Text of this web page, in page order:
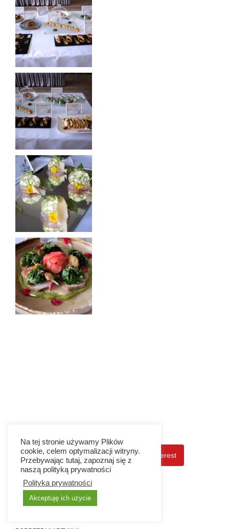
Facebook Twitter Pinterest
LinkedIn
Na tej stronie używamy Plików
cookie, celem optymalizacji witryny.
Przebywając tutaj, zapoznaj się z
naszą polityką prywatności
Polityka prywatności
Akceptuję ich użycie